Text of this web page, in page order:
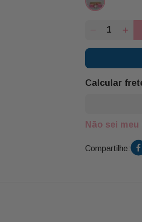
Calcular
Não sei meu
Compartilhe: